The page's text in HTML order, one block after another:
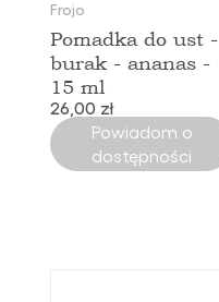
Frojo
Pomadka do ust -
burak - ananas -
15 ml
26,00 zł
Powiadom o
dostępności